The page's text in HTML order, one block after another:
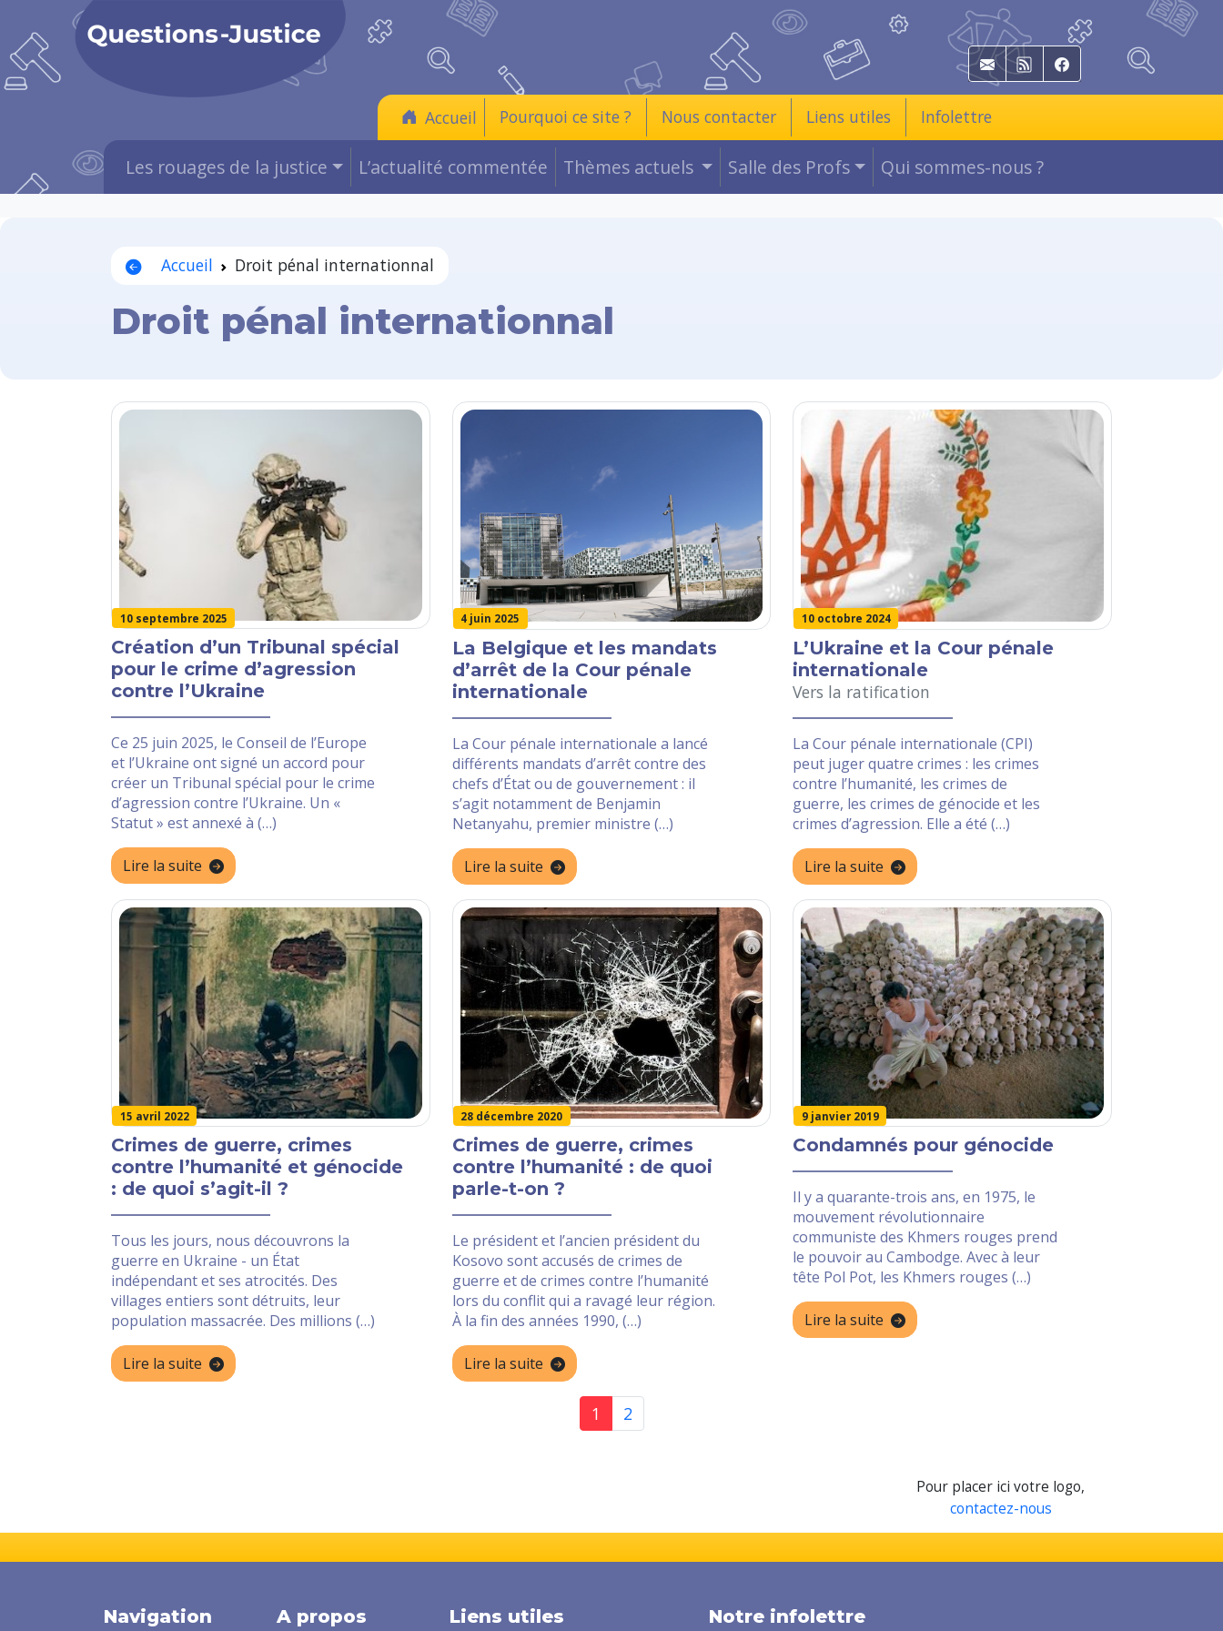
E-mail RSS Facebook
Accueil Pourquoi ce site ? Nous contacter Liens utiles Infolettre
Les rouages de la justice L’actualité commentée Thèmes actuels Salle des Profs Qui sommes-nous ?
Accueil Droit pénal internationnal
Droit pénal internationnal
10 septembre 2025
Création d’un Tribunal spécial
pour le crime d’agression
contre l’Ukraine
Ce 25 juin 2025, le Conseil de l’Europe
et l’Ukraine ont signé un accord pour
créer un Tribunal spécial pour le crime
d’agression contre l’Ukraine. Un «
Statut » est annexé à (…)
Lire la suite
4 juin 2025
La Belgique et les mandats
d’arrêt de la Cour pénale
internationale
La Cour pénale internationale a lancé
différents mandats d’arrêt contre des
chefs d’État ou de gouvernement : il
s’agit notamment de Benjamin
Netanyahu, premier ministre (…)
Lire la suite
10 octobre 2024
L’Ukraine et la Cour pénale
internationale
Vers la ratification
La Cour pénale internationale (CPI)
peut juger quatre crimes : les crimes
contre l’humanité, les crimes de
guerre, les crimes de génocide et les
crimes d’agression. Elle a été (…)
Lire la suite
15 avril 2022
Crimes de guerre, crimes
contre l’humanité et génocide
: de quoi s’agit-il ?
Tous les jours, nous découvrons la
guerre en Ukraine - un État
indépendant et ses atrocités. Des
villages entiers sont détruits, leur
population massacrée. Des millions (…)
Lire la suite
28 décembre 2020
Crimes de guerre, crimes
contre l’humanité : de quoi
parle-t-on ?
Le président et l’ancien président du
Kosovo sont accusés de crimes de
guerre et de crimes contre l’humanité
lors du conflit qui a ravagé leur région.
À la fin des années 1990, (…)
Lire la suite
9 janvier 2019
Condamnés pour génocide
Il y a quarante-trois ans, en 1975, le
mouvement révolutionnaire
communiste des Khmers rouges prend
le pouvoir au Cambodge. Avec à leur
tête Pol Pot, les Khmers rouges (…)
Lire la suite
1 2
Pour placer ici votre logo,
contactez-nous
Navigation A propos Liens utiles Notre infolettre